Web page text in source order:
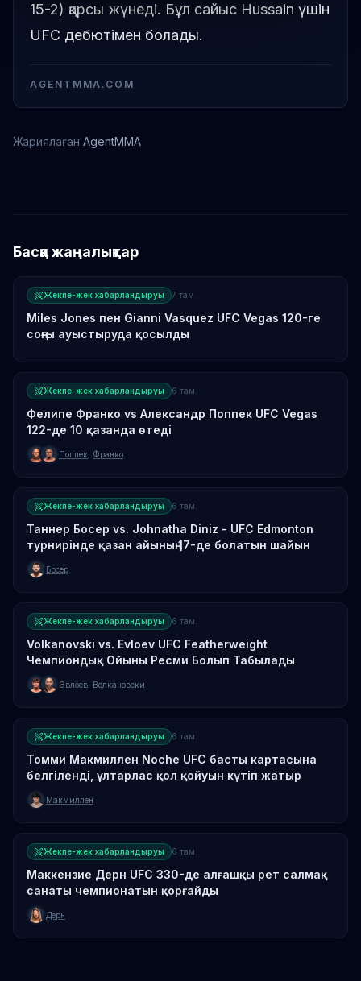
15-2) қарсы жүнеді. Бұл сайыс Hussain үшін
UFC дебютімен болады.
AGENTMMA.COM
Жариялаған AgentMMA
Басқа жаңалықтар
Жекпе-жек хабарландыруы 7 там.
Miles Jones пен Gianni Vasquez UFC Vegas 120-ге
соңғы ауыстыруда қосылды
Жекпе-жек хабарландыруы 6 там.
Фелипе Франко vs Александр Поппек UFC Vegas
122-де 10 қазанда өтеді
Поппек Франко
Жекпе-жек хабарландыруы 6 там.
Таннер Босер vs. Johnatha Diniz - UFC Edmonton
турнирінде қазан айының 17-де болатын шайын
Босер
Жекпе-жек хабарландыруы 6 там.
Volkanovski vs. Evloev UFC Featherweight
Чемпиондық Ойыны Ресми Болып Табылады
Эвлоев Волкановски
Жекпе-жек хабарландыруы 6 там.
Томми Макмиллен Noche UFC басты картасына
белгіленді, ұлтарлас қол қойуын күтіп жатыр
Макмиллен
Жекпе-жек хабарландыруы 6 там.
Маккензие Дерн UFC 330-де алғашқы рет салмақ
санаты чемпионатын қорғайды
Дерн